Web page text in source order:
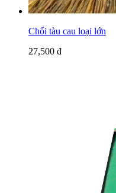
Chổi tàu cau loại lớn
27,500 đ